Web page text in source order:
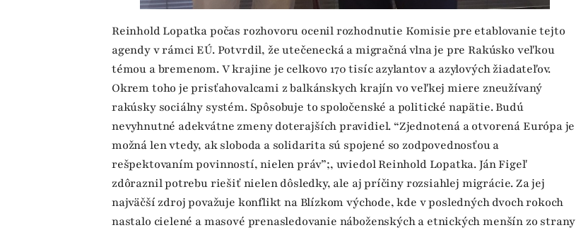
Reinhold Lopatka počas rozhovoru ocenil rozhodnutie Komisie pre etablovanie tejto
agendy v rámci EÚ. Potvrdil, že utečenecká a migračná vlna je pre Rakúsko veľkou
témou a bremenom. V krajine je celkovo 170 tisíc azylantov a azylových žiadateľov.
Okrem toho je prisťahovalcami z balkánskych krajín vo veľkej miere zneužívaný
rakúsky sociálny systém. Spôsobuje to spoločenské a politické napätie. Budú
nevyhnutné adekvátne zmeny doterajších pravidiel. “Zjednotená a otvorená Európa je
možná len vtedy, ak sloboda a solidarita sú spojené so zodpovednosťou a
rešpektovaním povinností, nielen práv”;, uviedol Reinhold Lopatka. Ján Figeľ
zdôraznil potrebu riešiť nielen dôsledky, ale aj príčiny rozsiahlej migrácie. Za jej
najväčší zdroj považuje konflikt na Blízkom východe, kde v posledných dvoch rokoch
nastalo cielené a masové prenasledovanie náboženských a etnických menšín zo strany